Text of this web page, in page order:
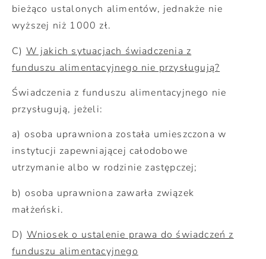
bieżąco ustalonych alimentów, jednakże nie
wyższej niż 1000 zł.
C) W jakich sytuacjach świadczenia z
funduszu alimentacyjnego nie przysługują?
Świadczenia z funduszu alimentacyjnego nie
przysługują, jeżeli:
a) osoba uprawniona została umieszczona w
instytucji zapewniającej całodobowe
utrzymanie albo w rodzinie zastępczej;
b) osoba uprawniona zawarła związek
małżeński.
D) Wniosek o ustalenie prawa do świadczeń z
funduszu alimentacyjnego